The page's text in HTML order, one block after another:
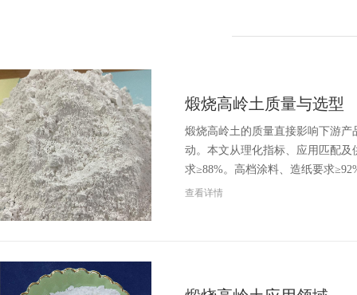
煅烧高岭土质量与选型
煅烧高岭土的质量直接影响下游
动。本文从理化指标、应用匹配及
求≥88%。高档涂料、造纸要求
查看详情